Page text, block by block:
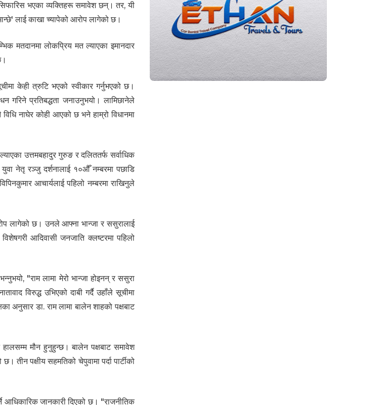
भएका व्यक्तिहरू समावेश छन्। तर, यी
लाई काखा च्यापेको आरोप लागेको छ।
मतदानमा लोकप्रिय मत ल्याएका इमानदार
केही त्रुटि भएको स्वीकार गर्नुभएको छ।
प्रतिबद्धता जनाउनुभयो। लामिछानेले
नाघेर कोही आएको छ भने हाम्रो विधानमा
उत्तमबहादुर गुरुङ र दलिततर्फ सर्वाधिक
नेतृ रञ्जु दर्शनालाई १०औँ नम्बरमा पछाडि
आचार्यलाई पहिलो नम्बरमा राखिनुले
लागेको छ। उनले आफ्ना भान्जा र ससुरालाई
आदिवासी जनजाति क्लष्टरमा पहिलो
"राम लामा मेरो भान्जा होइनन् र ससुरा
विरुद्ध उभिएको दाबी गर्दै उहाँले सूचीमा
अनुसार डा. राम लामा बालेन शाहको पक्षबाट
मौन हुनुहुन्छ। बालेन पक्षबाट समावेश
पक्षीय सहमतिको चेपुवामा पर्दा पार्टीको
आधिकारिक जानकारी दिएको छ। "राजनीतिक